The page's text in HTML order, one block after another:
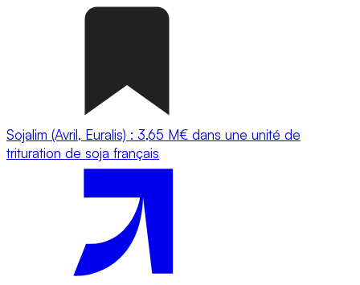
Sojalim (Avril, Euralis) : 3,65 M€ dans une unité de
trituration de soja français